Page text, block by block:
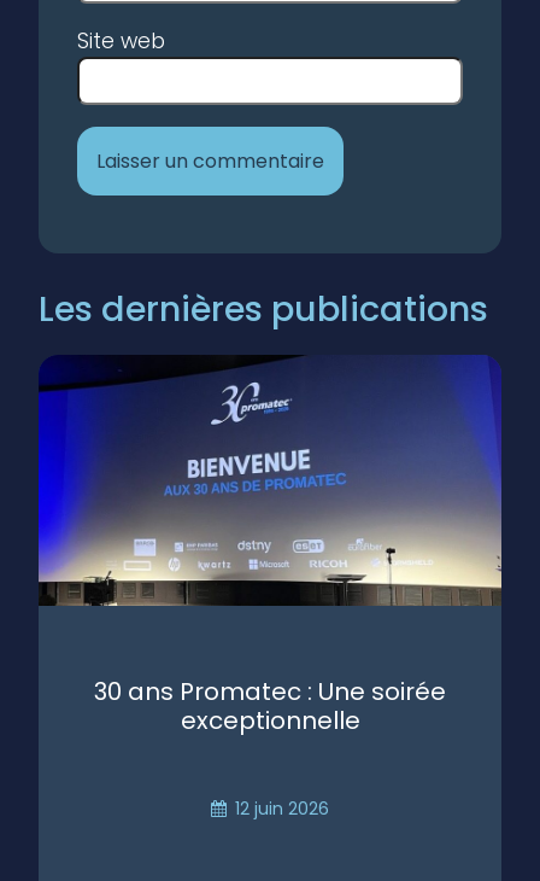
Site web
Les dernières publications
30 ans Promatec : Une soirée
exceptionnelle
12 juin 2026